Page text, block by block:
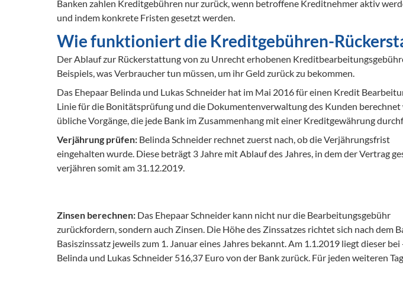
Banken zahlen Kreditgebühren nur zurück, wenn betroffene Kreditnehmer aktiv
und indem konkrete Fristen gesetzt werden.
Wie funktioniert die Kreditgebühren-
Der Ablauf zur Rückerstattung von zu Unrecht erhobenen
Beispiels, was Verbraucher tun müssen, um ihr Geld zurück zu bekommen.
Das Ehepaar Belinda und Lukas Schneider hat im Mai 2016 für einen Kredit
Linie für die Bonitätsprüfung und die Dokumentenverwaltung des Kunden
übliche Vorgänge, die jede Bank im Zusammenhang mit einer Kreditgewährung
Verjährung prüfen: Belinda Schneider rechnet zuerst nach, ob die Verjährungsfrist
eingehalten wurde. Diese beträgt 3 Jahre mit Ablauf des Jahres, in dem der Vertrag
verjähren somit am 31.12.2019.
Zinsen berechnen: Das Ehepaar Schneider kann nicht nur die Bearbeitungsgebühr
zurückfordern, sondern auch Zinsen. Die Höhe des Zinssatzes richtet sich nach dem
Basiszinssatz jeweils zum 1. Januar eines Jahres bekannt. Am 1.1.2019 liegt dieser
Belinda und Lukas Schneider 516,37 Euro von der Bank zurück. Für jeden weiteren